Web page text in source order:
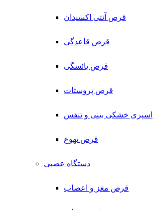
قرص آنتی اکسیدان
قرص قاعدگی
قرص یائسگی
قرص پروستات
اسپری خشکی بینی و تنفس
قرص تهوع
دستگاه عصبی
قرص مغز و اعصاب